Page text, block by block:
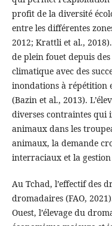
profit de la diversité
entre les différentes
2012; Krattli et al.,
de plein fouet depuis
climatique avec des
inondations à répétition
(Bazin et al., 2013).
diverses contraintes qui
animaux dans les
animaux, la demande
interraciaux et la
Au Tchad, l’effectif des
dromadaires (FAO,
Ouest, l’élevage du